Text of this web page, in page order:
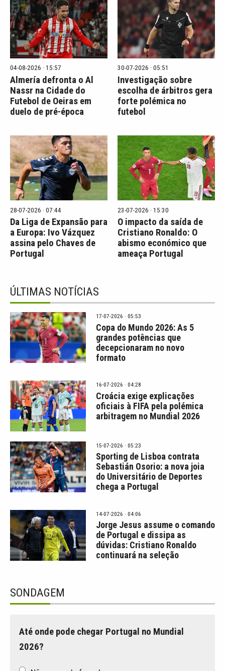
04-08-2026 · 15:57
Almería defronta o Al
Nassr na Cidade do
Futebol de Oeiras em
duelo de pré-época
30-07-2026 · 05:51
Investigação sobre
escolha de árbitros gera
forte polémica no
futebol
28-07-2026 · 07:44
Da Liga de Expansão para
a Europa: Ivo Vázquez
assina pelo Chaves de
Portugal
23-07-2026 · 15:30
O impacto da saída de
Cristiano Ronaldo: O
abismo económico que
ameaça Portugal
ÚLTIMAS NOTÍCIAS
17-07-2026 · 05:53
Copa do Mundo 2026: As 5
grandes potências que
decepcionaram no novo
formato
16-07-2026 · 04:28
Croácia exige explicações
oficiais à FIFA pela polémica
arbitragem no Mundial 2026
15-07-2026 · 05:23
Sporting de Lisboa contrata
Sebastián Osorio: a nova joia
do Universitário de Deportes
chega a Portugal
14-07-2026 · 04:06
Jorge Jesus assume o comando
de Portugal e dissipa as
dúvidas: Cristiano Ronaldo
continuará na seleção
SONDAGEM
Até onde pode chegar Portugal no Mundial
2026?